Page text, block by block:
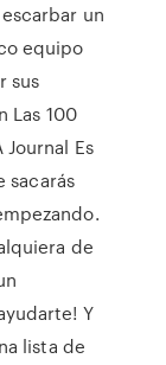
un
equipo
sus
Las 100
Journal Es
sacarás
de
Y
lista de